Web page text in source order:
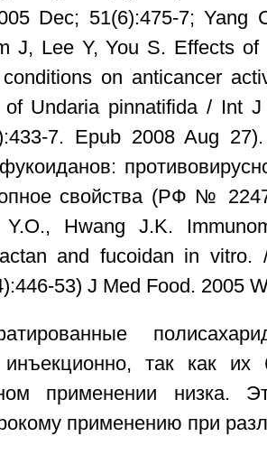
Dec; 51(6):475-7; Yang
J, Lee Y, You S. Effects of
conditions on anticancer
of Undaria pinnatifida / Int
7. Epub 2008 Aug
фукоиданов:
свойства (РФ №
Hwang J.K.
and fucoidan in
53) J Med Food. 2005
инъекционно, так как их
применении низка.
применению при